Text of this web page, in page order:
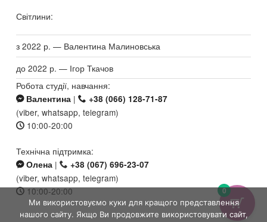
Світлини:
з 2022 р. — Валентина Малиновська
до 2022 р. — Ігор Ткачов
Робота студії, навчання:
Валентина | +38 (066) 128-71-87
(viber, whatsapp, telegram)
10:00-20:00
Технічна підтримка:
Олена | +38 (067) 696-23-07
(viber, whatsapp, telegram)
10:00-20:00
0
Ми використовуємо куки для кращого представлення
нашого сайту. Якщо Ви продовжите використовувати сайт,